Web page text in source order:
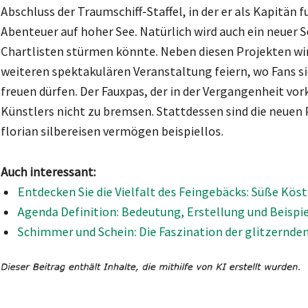
Abschluss der Traumschiff-Staffel, in der er als Kapitän
Abenteuer auf hoher See. Natürlich wird auch ein neuer
Chartlisten stürmen könnte. Neben diesen Projekten
weiteren spektakulären Veranstaltung feiern, wo Fans
freuen dürfen. Der Fauxpas, der in der Vergangenheit
Künstlers nicht zu bremsen. Stattdessen sind die
florian silbereisen vermögen beispiellos.
Auch interessant:
Entdecken Sie die Vielfalt des Feingebäcks: Süße
Agenda Definition: Bedeutung, Erstellung und
Schimmer und Schein: Die Faszination der